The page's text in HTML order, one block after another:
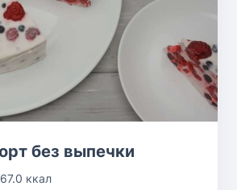
без выпечки
ккал